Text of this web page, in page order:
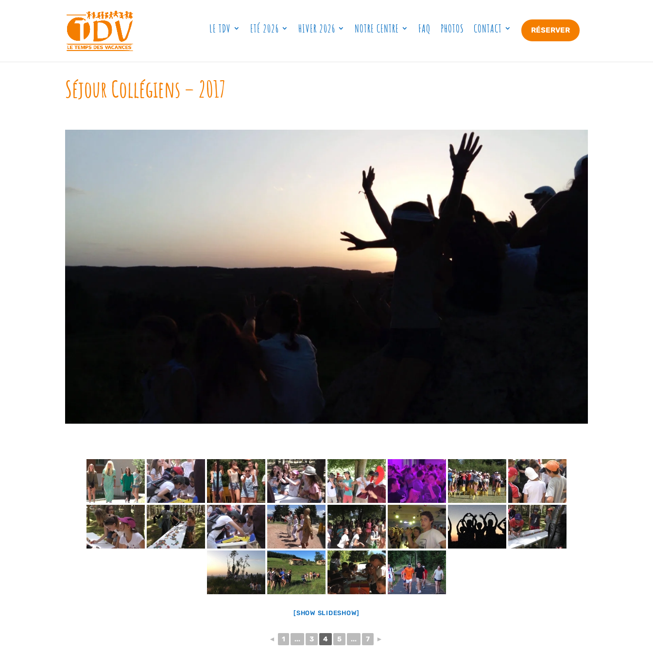
LE TDV ETÉ 2026 HIVER 2026 NOTRE CENTRE FAQ PHOTOS CONTACT RÉSERVER
Séjour Collégiens – 2017
[SHOW SLIDESHOW]
◄ 1 ... 3 4 5 ... 7 ►